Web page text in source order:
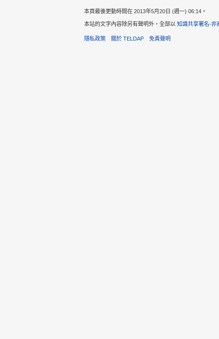
本頁最後更動時間在 2013年5月20日 (週一) 06:14。
本站的文字內容除另有聲明外，全部以 知識共享署名-非
隱私政策 關於 TELDAP 免責聲明